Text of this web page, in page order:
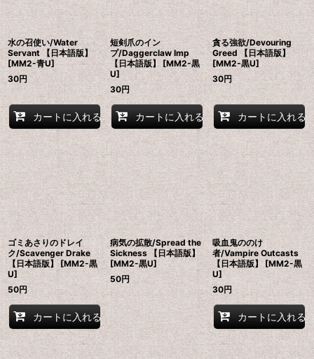
水の召使い/Water
Servant 【日本語版】
[MM2-青U]
30円
カートに入れる
短剣爪のイン
プ/Daggerclaw Imp
【日本語版】 [MM2-黒
U]
30円
カートに入れる
貪る強欲/Devouring
Greed 【日本語版】
[MM2-黒U]
30円
カートに入れる
ゴミあさりのドレイ
ク/Scavenger Drake
【日本語版】 [MM2-黒
U]
50円
カートに入れる
病気の拡散/Spread the
Sickness 【日本語版】
[MM2-黒U]
50円
吸血鬼ののけ
者/Vampire Outcasts
【日本語版】 [MM2-黒
U]
30円
カートに入れる